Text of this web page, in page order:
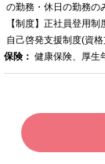
の勤務・休日の勤務
【制度】正社員登用
自己啓発支援制度(資
保険： 健康保険、厚生